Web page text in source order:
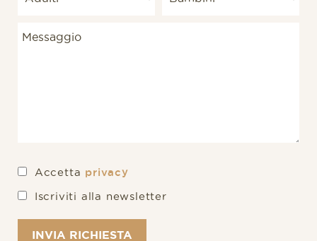
Accetta privacy
Iscriviti alla newsletter